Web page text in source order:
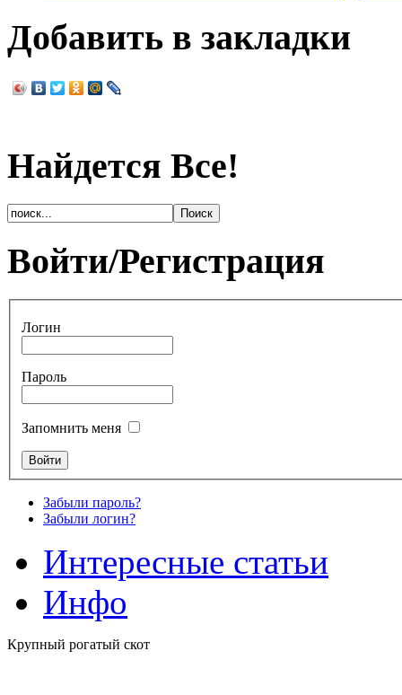
Добавить в закладки
Найдется Все!
Войти/Регистрация
Логин
Пароль
Запомнить меня
Забыли пароль?
Забыли логин?
Интересные статьи
Инфо
Крупный рогатый скот